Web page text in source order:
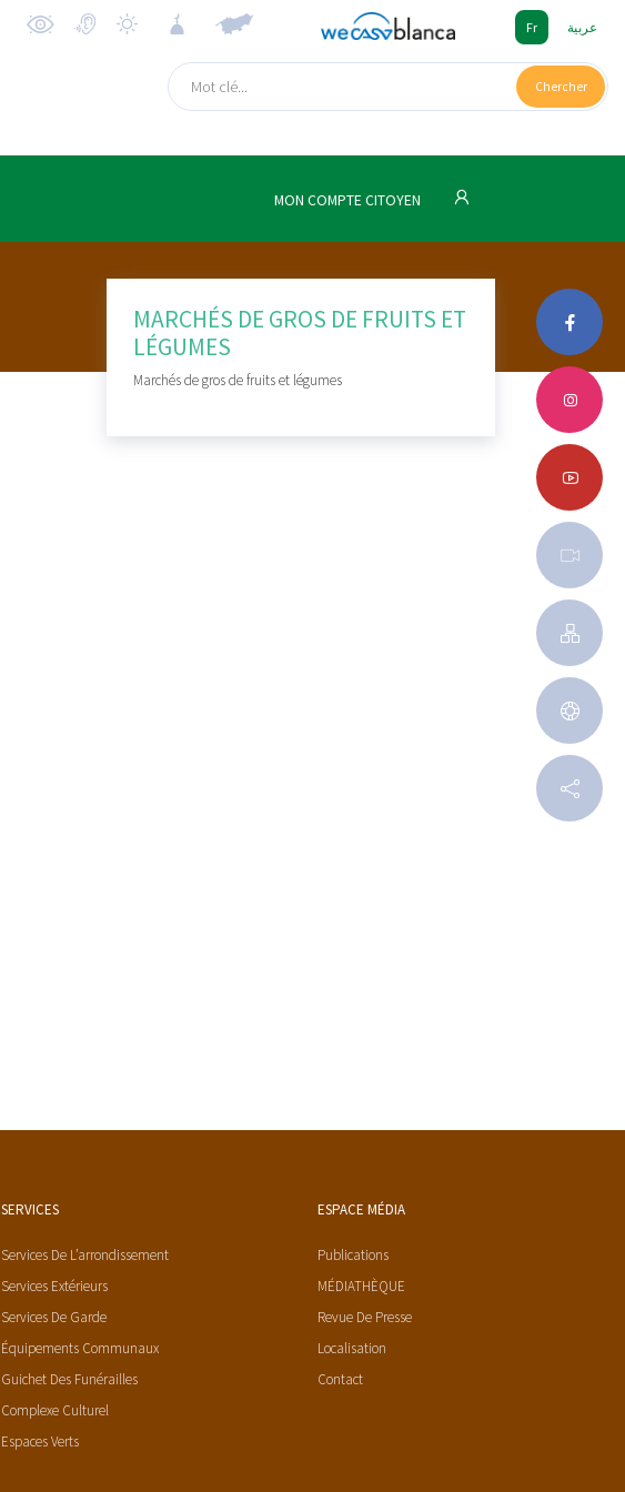
Fr عربية
Chercher
MON COMPTE CITOYEN
MARCHÉS DE GROS DE FRUITS ET
LÉGUMES
Marchés de gros de fruits et légumes
SERVICES
Services De L’arrondissement
Services Extérieurs
Services De Garde
Équipements Communaux
Guichet Des Funérailles
Complexe Culturel
Espaces Verts
ESPACE MÉDIA
Publications
MÉDIATHÈQUE
Revue De Presse
Localisation
Contact